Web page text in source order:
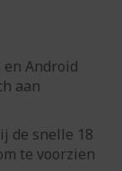
Android
aan
de snelle 18
te voorzien